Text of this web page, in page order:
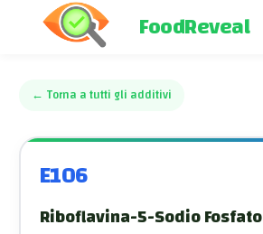
FoodReveal
← Torna a tutti gli additivi
E106
Riboflavina-5-Sodio Fosfato